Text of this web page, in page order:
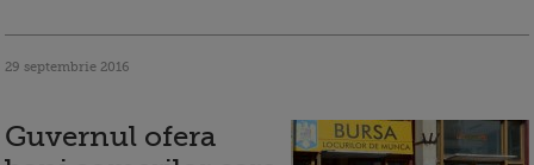
29 septembrie 2016
Guvernul ofera